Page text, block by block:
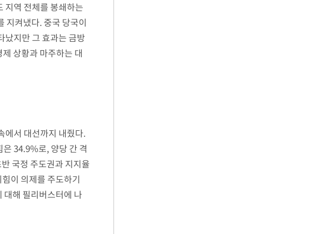
지역 전체를 봉쇄하는
지켜냈다. 중국 당국이
났지만 그 효과는 금방
상황과 마주하는 대
에서 대선까지 내줬다.
34.9%로, 양당 간 격
국정 주도권과 지지율
이 의제를 주도하기
대해 필리버스터에 나